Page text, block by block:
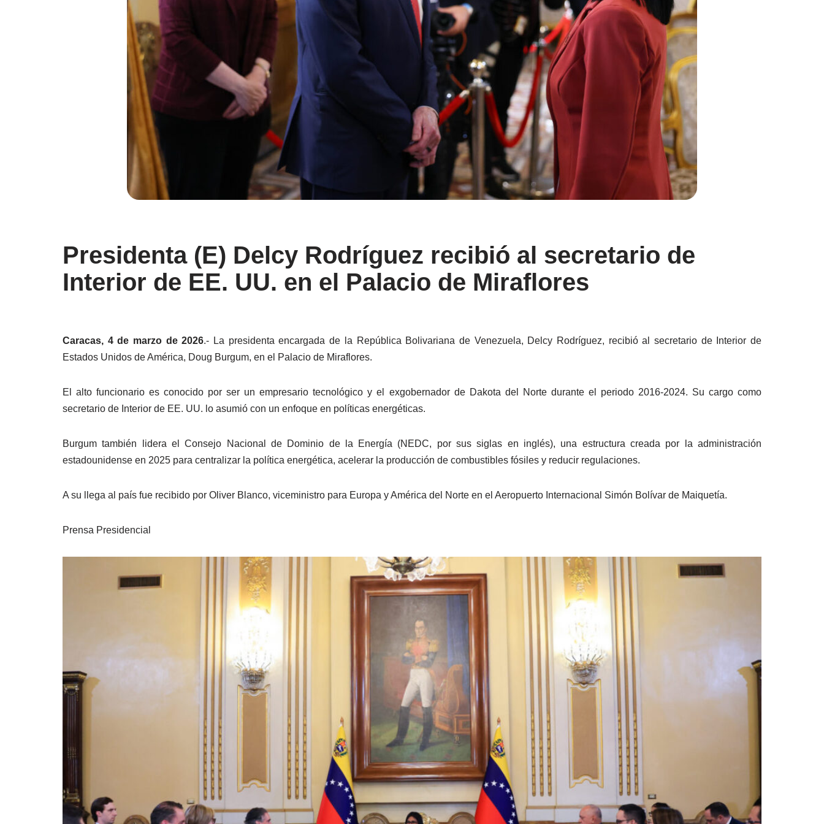
Presidenta (E) Delcy Rodríguez recibió al secretario de
Interior de EE. UU. en el Palacio de Miraflores
Caracas, 4 de marzo de 2026.- La presidenta encargada de la República Bolivariana de Venezuela, Delcy Rodríguez, recibió al secretario de Interior de
Estados Unidos de América, Doug Burgum, en el Palacio de Miraflores.
El alto funcionario es conocido por ser un empresario tecnológico y el exgobernador de Dakota del Norte durante el periodo 2016-2024. Su cargo como
secretario de Interior de EE. UU. lo asumió con un enfoque en políticas energéticas.
Burgum también lidera el Consejo Nacional de Dominio de la Energía (NEDC, por sus siglas en inglés), una estructura creada por la administración
estadounidense en 2025 para centralizar la política energética, acelerar la producción de combustibles fósiles y reducir regulaciones.
A su llega al país fue recibido por Oliver Blanco, viceministro para Europa y América del Norte en el Aeropuerto Internacional Simón Bolívar de Maiquetía.
Prensa Presidencial